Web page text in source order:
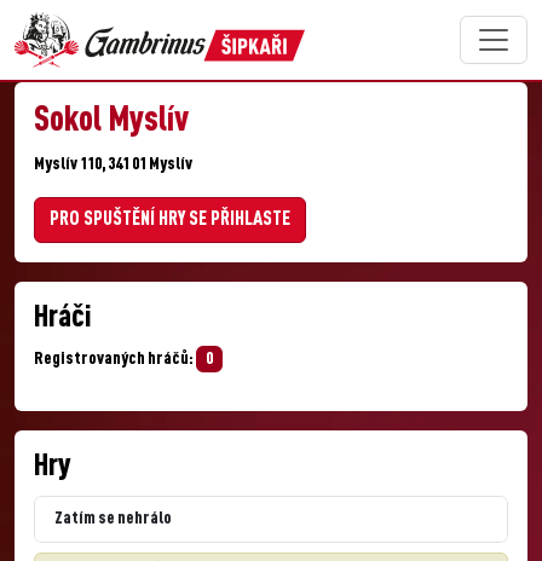
Sokol Myslív
Myslív 110, 341 01 Myslív
PRO SPUŠTĚNÍ HRY SE PŘIHLASTE
Hráči
Registrovaných hráčů: 0
Hry
Zatím se nehrálo